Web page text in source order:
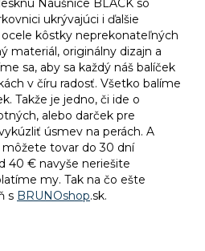
Náušnice BLACK so
ukrývajúci i ďalšie
kôstky neprekonateľných
materiál, originálny dizajn a
sa, aby sa každý náš balíček
v číru radosť. Všetko balíme
Takže je jedno, či ide o
alebo darček pre
úsmev na perách. A
tovar do 30 dní
40 € navyše neriešite
my. Tak na čo ešte
s BRUNOshop.sk.